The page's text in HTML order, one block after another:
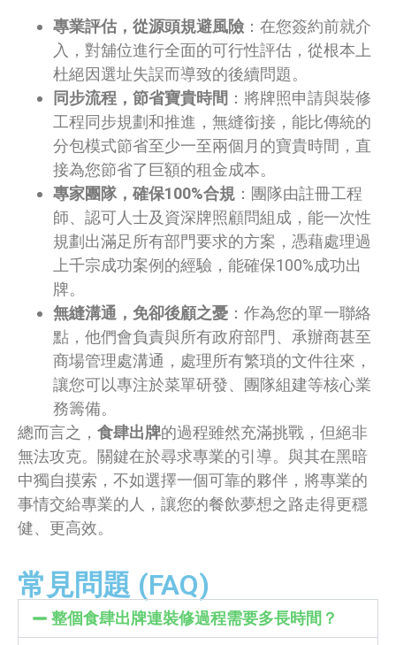
專業評估，從源頭規避風險 ：在您簽約前就介
入，對舖位進行全面的可行性評估，從根本上
杜絕因選址失誤而導致的後續問題。
同步流程，節省寶貴時間 ：將牌照申請與裝修
工程同步規劃和推進，無縫銜接，能比傳統的
分包模式節省至少一至兩個月的寶貴時間，直
接為您節省了巨額的租金成本。
專家團隊，確保100%合規 ：團隊由註冊工程
師、認可人士及資深牌照顧問組成，能一次性
規劃出滿足所有部門要求的方案，憑藉處理過
上千宗成功案例的經驗，能確保100%成功出
牌。
無縫溝通，免卻後顧之憂 ：作為您的單一聯絡
點，他們會負責與所有政府部門、承辦商甚至
商場管理處溝通，處理所有繁瑣的文件往來，
讓您可以專注於菜單研發、團隊組建等核心業
務籌備。
總而言之， 食肆出牌的過程雖然充滿挑戰，但絕非
無法攻克。關鍵在於尋求專業的引導。與其在黑暗
中獨自摸索，不如選擇一個可靠的夥伴，將專業的
事情交給專業的人，讓您的餐飲夢想之路走得更穩
健、更高效。
常見問題 (FAQ)
整個食肆出牌連裝修過程需要多長時間？